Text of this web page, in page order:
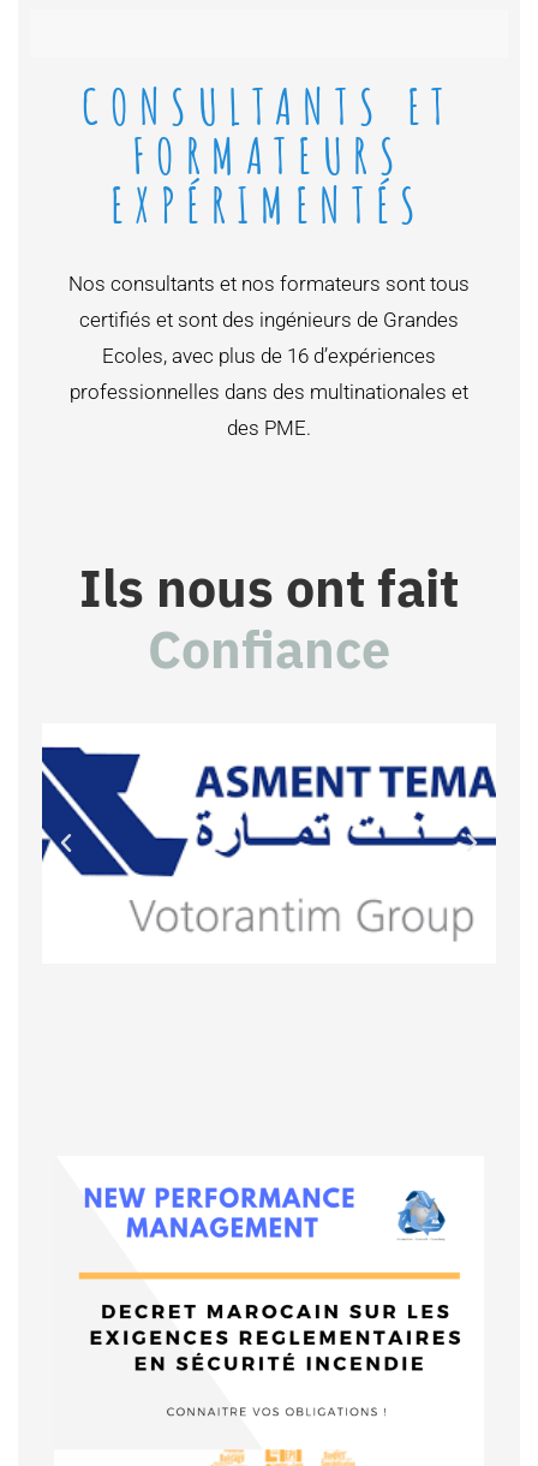
CONSULTANTS ET
FORMATEURS
EXPÉRIMENTÉS
Nos consultants et nos formateurs sont tous
certifiés et sont des ingénieurs de Grandes
Ecoles, avec plus de 16 d’expériences
professionnelles dans des multinationales et
des PME.
Ils nous ont fait
Confiance